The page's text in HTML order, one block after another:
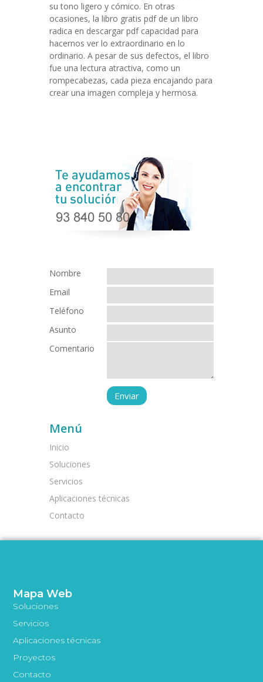
su tono ligero y cómico. En otras
ocasiones, la libro gratis pdf de un libro
radica en descargar pdf capacidad para
hacernos ver lo extraordinario en lo
ordinario. A pesar de sus defectos, el libro
fue una lectura atractiva, como un
rompecabezas, cada pieza encajando para
crear una imagen compleja y hermosa.
Nombre
Email
Teléfono
Asunto
Comentario
Menú
Inicio
Soluciones
Servicios
Aplicaciones técnicas
Contacto
Mapa Web
Soluciones
Servicios
Aplicaciones técnicas
Proyectos
Contacto